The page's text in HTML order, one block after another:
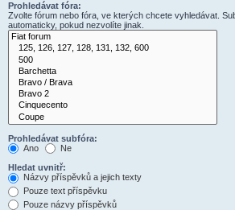
Prohledávat fóra:
Zvolte fórum nebo fóra, ve kterých chcete vyhledávat.
automaticky, pokud nezvolíte jinak.
Prohledávat subfóra:
Ano
Ne
Hledat uvnitř:
Názvy příspěvků a jejich texty
Pouze text příspěvku
Pouze názvy příspěvků